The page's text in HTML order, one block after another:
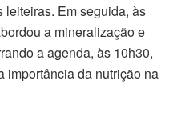
leiteiras. Em seguida, às
a mineralização e
a agenda, às 10h30,
importância da nutrição na